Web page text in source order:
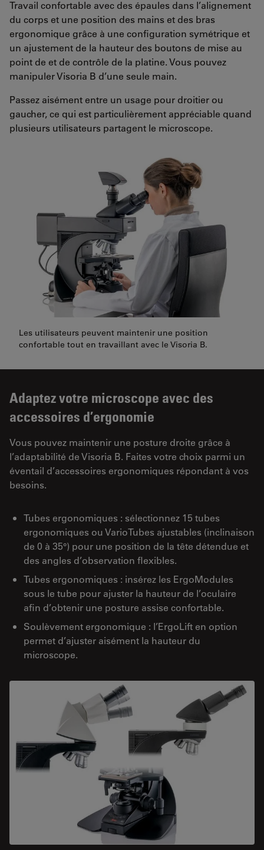
Travail confortable avec des épaules dans l’alignement
du corps et une position des mains et des bras
ergonomique grâce à une configuration symétrique et
un ajustement de la hauteur des boutons de mise au
point de et de contrôle de la platine. Vous pouvez
manipuler Visoria B d’une seule main.
Passez aisément entre un usage pour droitier ou
gaucher, ce qui est particulièrement appréciable quand
plusieurs utilisateurs partagent le microscope.
Les utilisateurs peuvent maintenir une position
confortable tout en travaillant avec le Visoria B.
Adaptez votre microscope avec des
accessoires d’ergonomie
Vous pouvez maintenir une posture droite grâce à
l’adaptabilité de Visoria B. Faites votre choix parmi un
éventail d’accessoires ergonomiques répondant à vos
besoins.
Tubes ergonomiques : sélectionnez 15 tubes
ergonomiques ou VarioTubes ajustables (inclinaison
de 0 à 35°) pour une position de la tête détendue et
des angles d’observation flexibles.
Tubes ergonomiques : insérez les ErgoModules
sous le tube pour ajuster la hauteur de l’oculaire
afin d’obtenir une posture assise confortable.
Soulèvement ergonomique : l’ErgoLift en option
permet d’ajuster aisément la hauteur du
microscope.